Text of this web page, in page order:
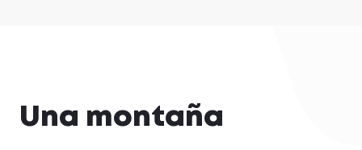
Una montaña